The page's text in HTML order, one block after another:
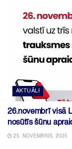
AKTUĀLI
26.novembrī visā
nosūtīs šūnu
25. NOVEMBRIS, 2025